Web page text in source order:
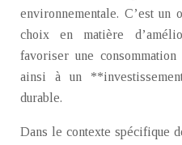
environnementale. C’est
choix en matière
favoriser une
ainsi à un
durable.
Dans le contexte spécifique